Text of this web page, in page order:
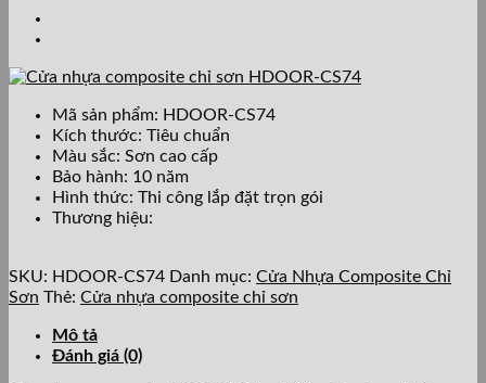
Mã sản phẩm: HDOOR-CS74
Kích thước: Tiêu chuẩn
Màu sắc: Sơn cao cấp
Bảo hành: 10 năm
Hình thức: Thi công lắp đặt trọn gói
Thương hiệu:
SKU: HDOOR-CS74 Danh mục: Cửa Nhựa Composite Chỉ
Sơn Thẻ: Cửa nhựa composite chỉ sơn
Mô tả
Đánh giá (0)